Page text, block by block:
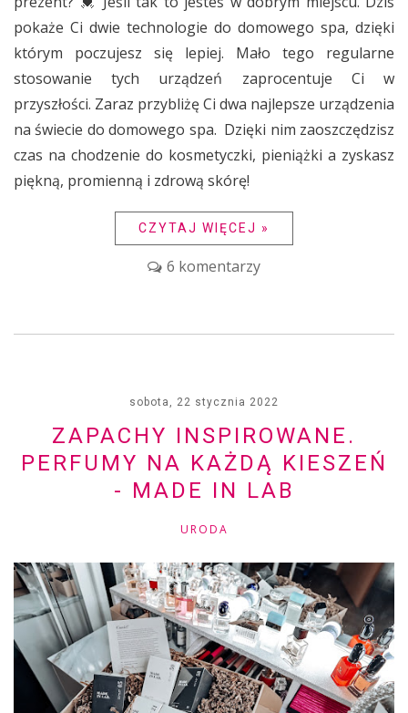
pokaże Ci dwie technologie do domowego spa, dzięki
którym poczujesz się lepiej. Mało tego regularne
stosowanie tych urządzeń zaprocentuje Ci w
przyszłości. Zaraz przybliżę Ci dwa najlepsze urządzenia
na świecie do domowego spa. Dzięki nim zaoszczędzisz
czas na chodzenie do kosmetyczki, pieniążki a zyskasz
piękną, promienną i zdrową skórę!
CZYTAJ WIĘCEJ »
6 komentarzy
sobota, 22 stycznia 2022
ZAPACHY INSPIROWANE.
PERFUMY NA KAŻDĄ KIESZEŃ
- MADE IN LAB
URODA